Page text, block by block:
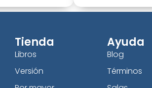
Tienda
Libros
Versión
Ayuda
Blog
Términos